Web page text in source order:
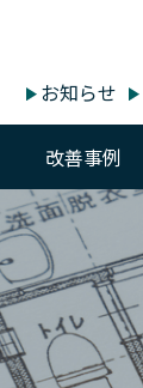
お知らせ
改善事例